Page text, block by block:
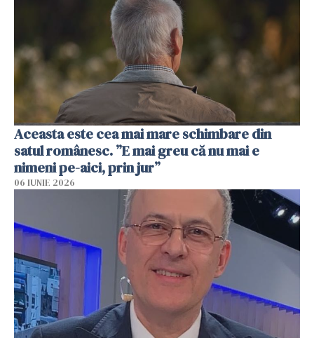
Aceasta este cea mai mare schimbare din
satul românesc. ”E mai greu că nu mai e
nimeni pe-aici, prin jur”
06 IUNIE 2026